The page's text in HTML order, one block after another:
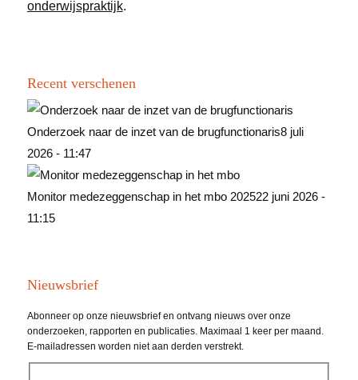
onderwijspraktijk.
Recent verschenen
Onderzoek naar de inzet van de brugfunctionaris8 juli
2026 - 11:47
Monitor medezeggenschap in het mbo 202522 juni 2026 -
11:15
Nieuwsbrief
Abonneer op onze nieuwsbrief en ontvang nieuws over onze
onderzoeken, rapporten en publicaties. Maximaal 1 keer per maand.
E-mailadressen worden niet aan derden verstrekt.